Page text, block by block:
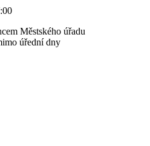
Městského úřadu
úřední dny